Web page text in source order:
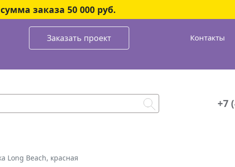
заказа 50 000 руб.
Заказать проект Контакты
+7
Long Beach, красная